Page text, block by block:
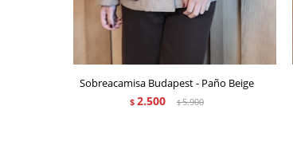
Sobreacamisa Budapest - Paño Beige
$ 2.500 $5.900